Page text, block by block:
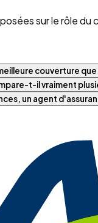
sur le rôle
couverture
t-il vraiment
un agent